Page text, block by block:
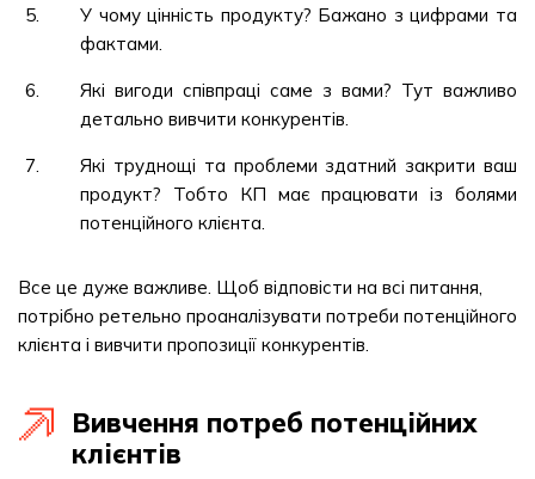
У чому цінність продукту? Бажано з цифрами та
фактами.
Які вигоди співпраці саме з вами? Тут важливо
детально вивчити конкурентів.
Які труднощі та проблеми здатний закрити ваш
продукт? Тобто КП має працювати із болями
потенційного клієнта.
Все це дуже важливе. Щоб відповісти на всі питання,
потрібно ретельно проаналізувати потреби потенційного
клієнта і вивчити пропозиції конкурентів.
Вивчення потреб потенційних
клієнтів